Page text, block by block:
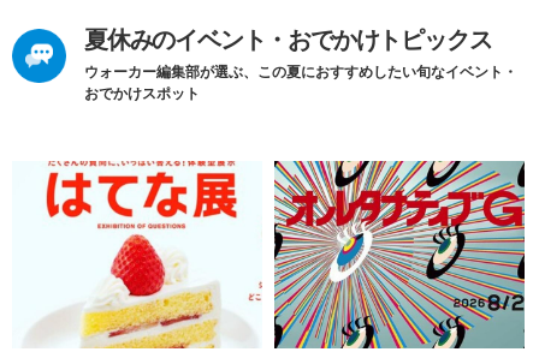
夏休みのイベント・おでかけトピックス
ウォーカー編集部が選ぶ、この夏におすすめしたい旬なイベント・
おでかけスポット